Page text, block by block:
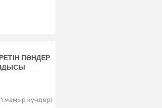
ПӘНДЕР
мамыр күндері